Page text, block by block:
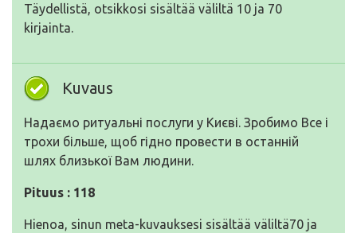
Täydellistä, otsikkosi sisältää väliltä 10 ja 70
kirjainta.
Kuvaus
Надаємо ритуальні послуги у Києві. Зробимо Все і
трохи більше, щоб гідно провести в останній
шлях близької Вам людини.
Pituus : 118
Hienoa, sinun meta-kuvauksesi sisältää väliltä70 ja